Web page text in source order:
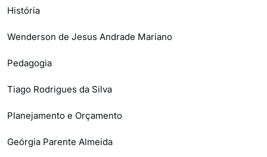
História
Wenderson de Jesus Andrade Mariano
Pedagogia
Tiago Rodrigues da Silva
Planejamento e Orçamento
Geórgia Parente Almeida